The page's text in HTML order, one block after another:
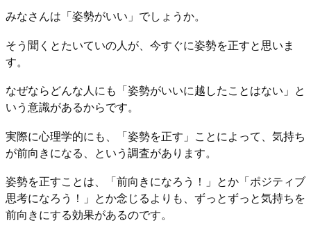
みなさんは「姿勢がいい」でしょうか。
そう聞くとたいていの人が、今すぐに姿勢を正すと思いま
す。
なぜならどんな人にも「姿勢がいいに越したことはない」と
いう意識があるからです。
実際に心理学的にも、「姿勢を正す」ことによって、気持ち
が前向きになる、という調査があります。
姿勢を正すことは、「前向きになろう！」とか「ポジティブ
思考になろう！」とか念じるよりも、ずっとずっと気持ちを
前向きにする効果があるのです。